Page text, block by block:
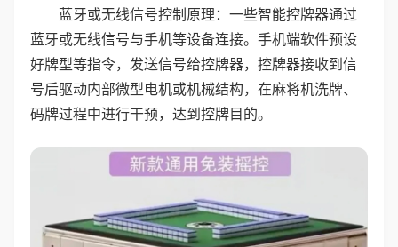
蓝牙或无线信号控制原理：一些智能控牌器通过
蓝牙或无线信号与手机等设备连接。手机端软件预设
好牌型等指令，发送信号给控牌器，控牌器接收到信
号后驱动内部微型电机或机械结构，在麻将机洗牌、
码牌过程中进行干预，达到控牌目的。